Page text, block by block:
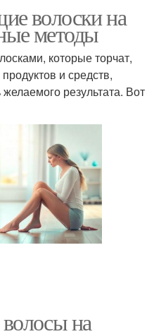
волоски на
методы
которые торчат,
и средств,
результата. Вот
на